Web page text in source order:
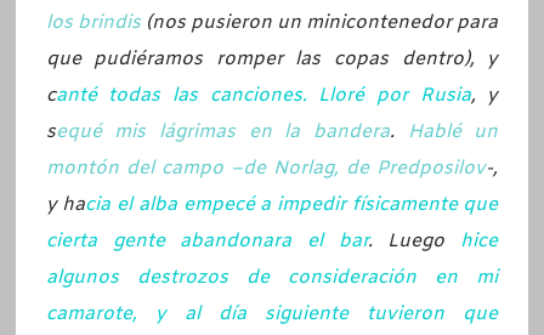
los brindis(nos pusieron un minicontenedor para
que pudiéramos romper las copas dentro), y
canté todas las canciones. Lloré por Rusia, y
sequé mis lágrimas en la bandera.
Hablé un
montón del campo –de Norlag, de Predposilov-,
y hacia el alba empecé a impedir físicamente que
cierta gente abandonara el bar. Luego hice
algunos destrozos de consideración en mi
camarote, y al día siguiente tuvieron que